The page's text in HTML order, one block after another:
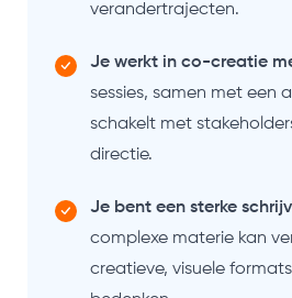
verandertrajecten.
Je werkt in co-creatie
sessies, samen met een
schakelt met
directie.
Je bent een sterke
complexe materie kan
creatieve, visuele